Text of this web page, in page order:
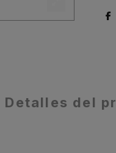
Detalles del